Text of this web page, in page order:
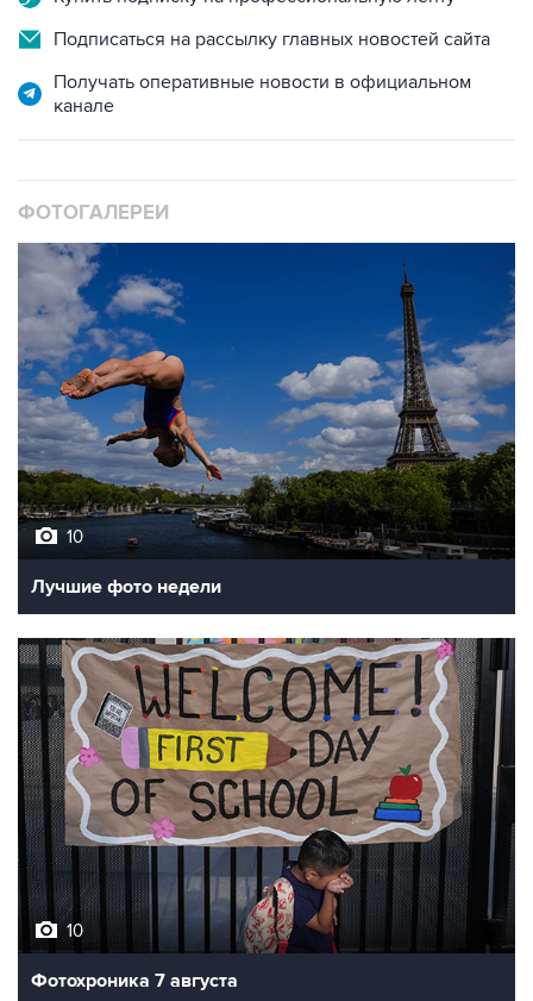
Получать оперативные новости в официальном
10
Лучшие фото недели
10
Фотохроника 7 августа